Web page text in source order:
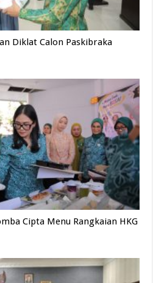
Diklat Calon Paskibraka
Cipta Menu Rangkaian HKG